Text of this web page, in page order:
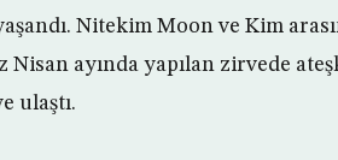
Nitekim Moon ve Kim
Nisan ayında yapılan zirvede
ulaştı.